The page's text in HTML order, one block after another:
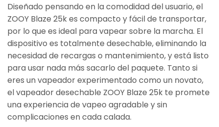
Diseñado pensando en la comodidad del usuario, el
ZOOY Blaze 25k es compacto y fácil de transportar,
por lo que es ideal para vapear sobre la marcha. El
dispositivo es totalmente desechable, eliminando la
necesidad de recargas o mantenimiento, y está listo
para usar nada más sacarlo del paquete. Tanto si
eres un vapeador experimentado como un novato,
el vapeador desechable ZOOY Blaze 25k te promete
una experiencia de vapeo agradable y sin
complicaciones en cada calada.